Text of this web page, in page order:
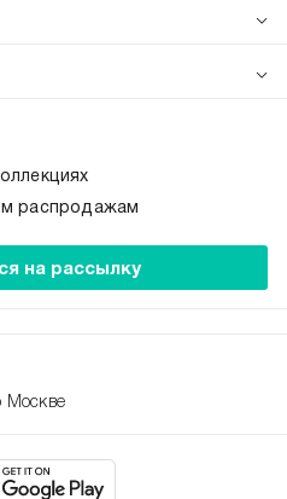
распродажам
на рассылку
Москве